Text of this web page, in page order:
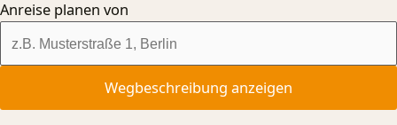
Anreise planen von